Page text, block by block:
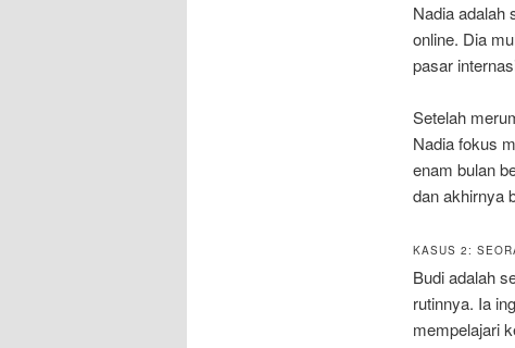
Nadia adalah
online. Dia
pasar
Setelah
Nadia fokus
enam bulan
dan akhirnya
KASUS 2:
Budi adalah
rutinnya. Ia
mempelajari